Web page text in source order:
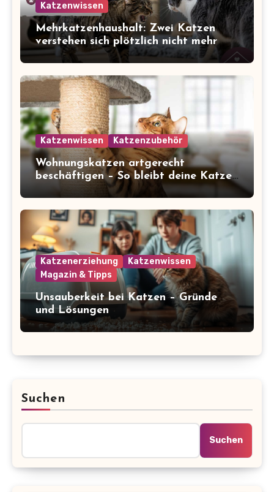
Katzenwissen
Mehrkatzenhaushalt: Zwei Katzen
verstehen sich plötzlich nicht mehr
Katzenwissen Katzenzubehör
Wohnungskatzen artgerecht
beschäftigen – So bleibt deine Katze
glücklich und gesund
Katzenerziehung
Katzenwissen
Magazin & Tipps
Unsauberkeit bei Katzen – Gründe
und Lösungen
Suchen
Suchen